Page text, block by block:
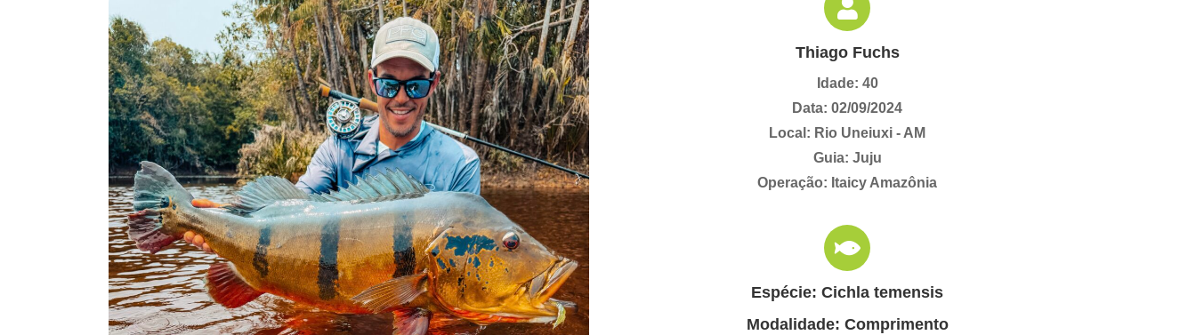
Thiago Fuchs
Idade: 40
Data: 02/09/2024
Local: Rio Uneiuxi - AM
Guia: Juju
Operação: Itaicy Amazônia
Espécie: Cichla temensis
Modalidade: Comprimento